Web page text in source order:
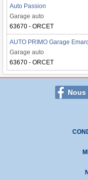
Auto Passion
Garage auto
63670 - ORCET
AUTO PRIMO Garage
Garage auto
63670 - ORCET